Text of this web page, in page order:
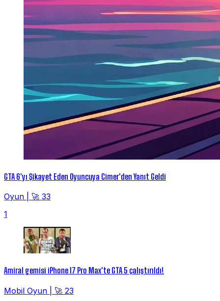
GTA 6'yı Şikayet Eden Oyuncuya Cimer'den Yanıt Geldi
Oyun
🚀 33
1
Amiral gemisi iPhone 17 Pro Max'te GTA 5 çalıştırıldı!
Mobil Oyun
🚀 23